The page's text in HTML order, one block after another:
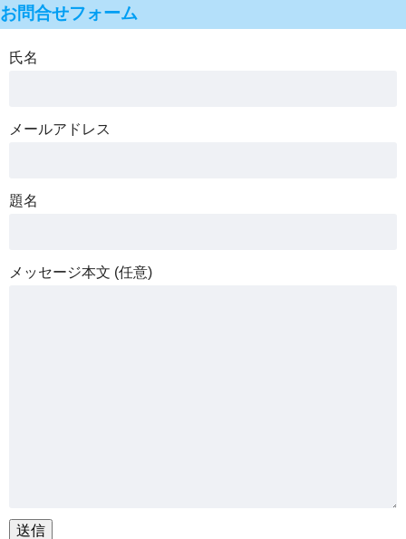
お問合せフォーム
氏名
メールアドレス
題名
メッセージ本文 (任意)